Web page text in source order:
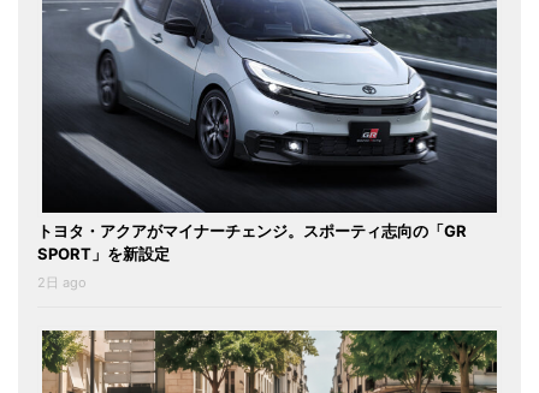
トヨタ・アクアがマイナーチェンジ。スポーティ志向の「GR
SPORT」を新設定
2日 ago